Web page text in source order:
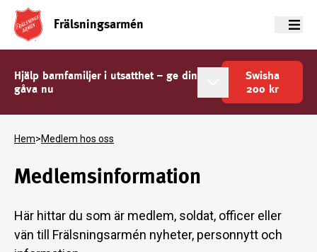
Frälsningsarmén Meny
Hjälp barnfamiljer i utsatthet – ge din
gåva nu
Swisha
200 kr
Hem>Medlem hos oss
Medlemsinformation
Här hittar du som är medlem, soldat, officer eller
vän till Frälsningsarmén nyheter, personnytt och